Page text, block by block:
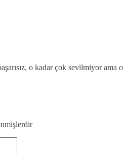
o kadar çok sevilmiyor